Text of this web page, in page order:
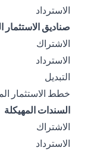
الاسترداد
صناديق
الاشتراك
الاسترداد
التبديل
خطط الاستثمار
السندات المهيكلة
الاشتراك
الاسترداد